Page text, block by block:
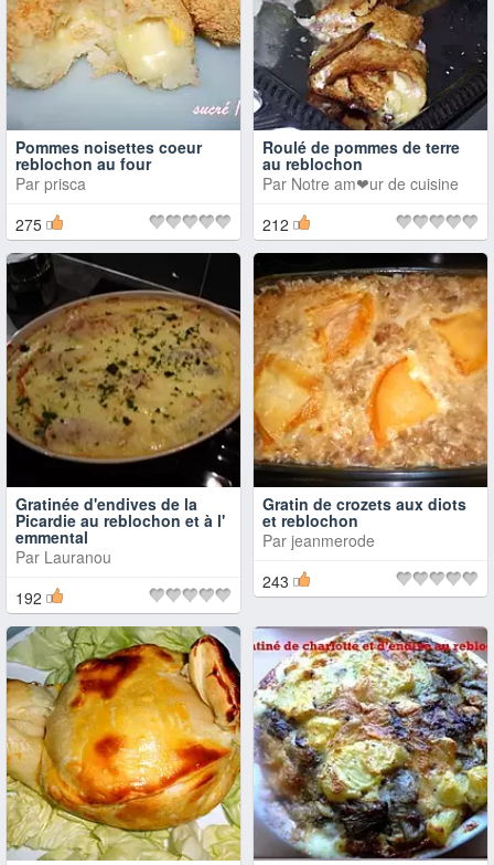
Pommes noisettes coeur
reblochon au four
Par prisca
275
Roulé de pommes de terre
au reblochon
Par Notre am❤ur de cuisine
212
Gratinée d'endives de la
Picardie au reblochon et à l'
emmental
Par Lauranou
192
Gratin de crozets aux diots
et reblochon
Par jeanmerode
243